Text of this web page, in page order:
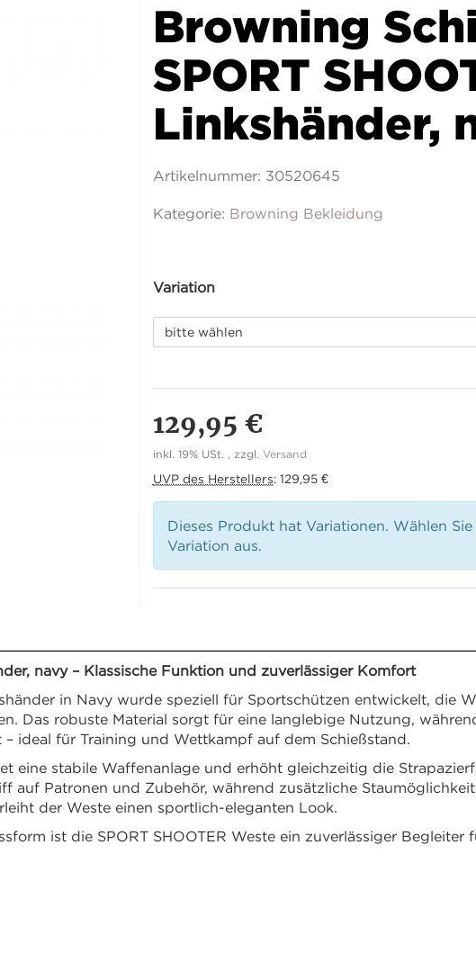
Browning
SPORT
Linkshänder,
Artikelnummer: 30520645
Kategorie: Browning Bekleidung
Variation
bitte wählen
129,95 €
inkl. 19% USt. , zzgl. Versand
UVP des Herstellers: 129,95 €
Dieses Produkt hat Variationen. Wählen
Variation aus.
navy – Klassische Funktion und zuverlässiger Komfort
in Navy wurde speziell für Sportschützen entwickelt, die
Das robuste Material sorgt für eine langlebige Nutzung,
ideal für Training und Wettkampf auf dem Schießstand.
eine stabile Waffenanlage und erhöht gleichzeitig die
auf Patronen und Zubehör, während zusätzliche
der Weste einen sportlich-eleganten Look.
ist die SPORT SHOOTER Weste ein zuverlässiger Begleiter